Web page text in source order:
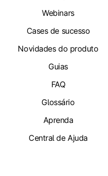
Webinars
Cases de sucesso
Novidades do produto
Guias
FAQ
Glossário
Aprenda
Central de Ajuda